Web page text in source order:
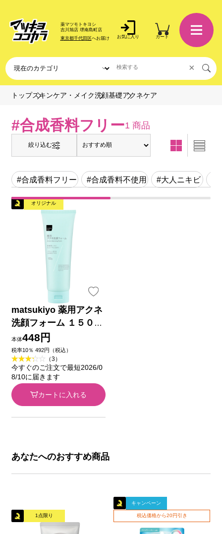
薬マツモトキヨシ
吉川旭店 堺南島町店
東京都千代田区へお届け お気に入り カート
×
トップスキンケア・メイク洗顔基礎アクネケア
#合成香料フリー1 商品
絞り込む
#合成香料フリー #合成香料不使用 #大人ニキビ
オリジナル
matsukiyo 薬用アクネ
洗顔フォーム １５０ｇ
(医薬部外品)
本体448円
税率10％ 492円（税込）
（3）
今すぐのご注文で最短2026/0
8/10に届きます
カートに入れる
あなたへのおすすめ商品
1点限り
キャンペーン
税込価格から20円引き